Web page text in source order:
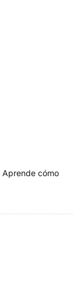
Aprende cómo